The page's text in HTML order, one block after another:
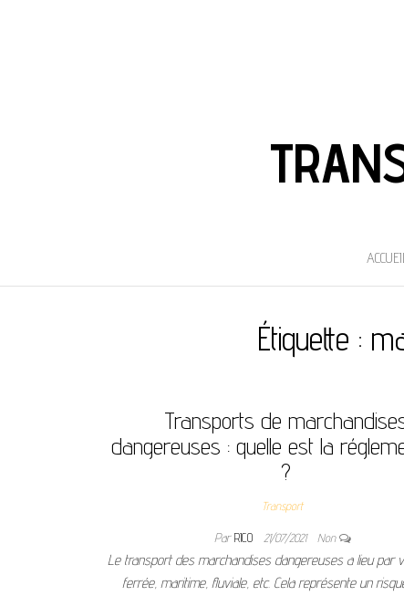
Étiquette :
Transports de
dangereuses : quelle est la
?
Transport
ParRICO 21/07/2021 Non
Le transport des marchandises dangereuses a lieu par
ferrée, maritime, fluviale, etc. Cela représente un